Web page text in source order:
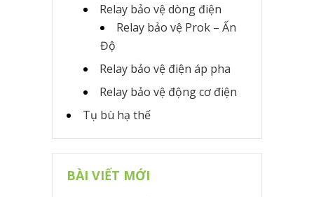
Relay bảo vệ dòng điện
Relay bảo vệ Prok – Ấn
Độ
Relay bảo vệ điện áp pha
Relay bảo vệ động cơ điện
Tụ bù hạ thế
BÀI VIẾT MỚI